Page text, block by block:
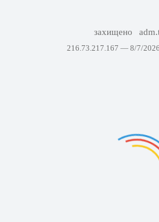
захищено
216.73.217.167 — 8/7/